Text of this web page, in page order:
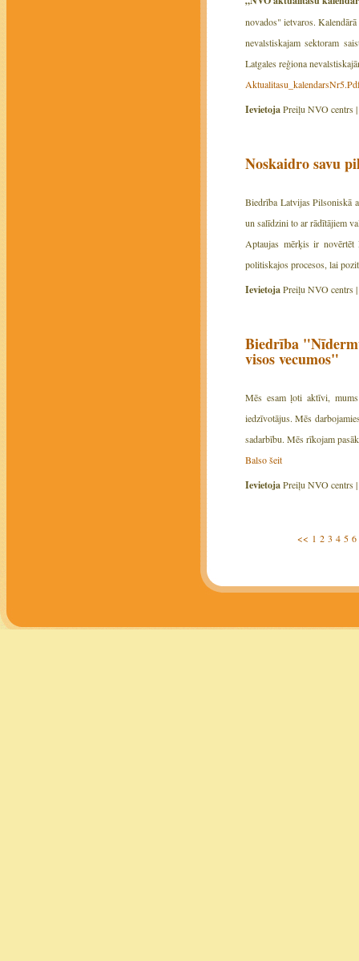
novados" ietvaros.
nevalstiskajam sektoram
Latgales reģiona
IevietojaPreiļu NVO centrs |
Noskaidro savu
Biedrība Latvijas Pilsoniskā
un salīdzini to ar rādītājiem
Aptaujas mērķis ir novērtēt
politiskajos procesos, lai
IevietojaPreiļu NVO centrs |
Biedrība
visos vecumos"
Mēs esam ļoti aktīvi,
iedzīvotājus. Mēs
sadarbību. Mēs rīkojam
Balso šeit
IevietojaPreiļu NVO centrs |
<< 1 2 3 4 5 6